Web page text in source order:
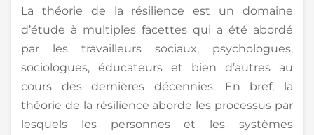
La théorie de la résilience est un domaine
d’étude à multiples facettes qui a été abordé
par les travailleurs sociaux, psychologues,
sociologues, éducateurs et bien d’autres au
cours des dernières décennies. En bref, la
théorie de la résilience aborde les processus par
lesquels les personnes et les systèmes